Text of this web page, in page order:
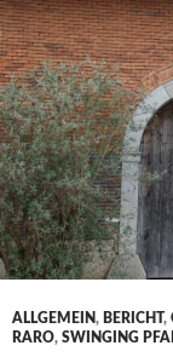
ALLGEMEIN, BERICHT,
RARO, SWINGING